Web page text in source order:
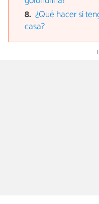
¿Qué hacer si
casa?